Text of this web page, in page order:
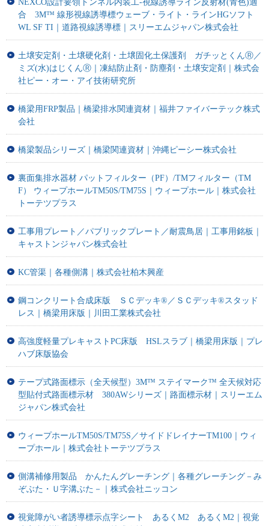
NEXCO設計要領トンネル内装工-視線誘導ライン反射材(青色)適
合 3M™ 線形視線誘導標ウェーブ・ライト・ラインHGソフト
WL SF TI｜道路視線誘導標｜スリーエムジャパン株式会社
土壌安定剤・土壌硬化剤・土壌固化土保護剤 ガチッとくんⓇ／
ミズ(水)はじくんⓇ｜凍結防止剤・防塵剤・土壌安定剤｜株式会
社ピー・オー・アイ技術研究所
橋梁用FRP製品｜橋梁排水関連資材｜福井ファイバーテック株式
会社
橋梁製品シリーズ｜橋梁関連資材｜沖縄ピーシー株式会社
裏面集排水器材 パットフィルター（PF）/TMフィルター（TM
F） ウィープホールTM50S/TM75S｜ウィープホール｜株式会社
トーテツプラス
工事用プレート／パブリックプレート／耐震鳥居｜工事用銘板｜
キャストンジャパン株式会社
KC管渠｜各種側溝｜株式会社柏木興産
鋼コンクリート合成床版 ＳＣデッキ®／ＳＣデッキ®スタッド
レス｜橋梁用床版｜川田工業株式会社
高強度軽量プレキャストPC床版 HSLスラブ｜橋梁用床版｜プレ
ハブ床版協会
テープ式路面標示（全天候型）3M™ ステイマーク™ 全天候対応
型貼付式路面標示材 380AWシリーズ｜路面標示材｜スリーエム
ジャパン株式会社
ウィープホールTM50S/TM75S／サイドドレイナーTM100｜ウィ
ープホール｜株式会社トーテツプラス
側溝補修用製品 かんたんグレーチング｜各種グレーチング－み
ぞぶた・Ｕ字溝ぶた－｜株式会社ニッコン
視覚障がい者誘導標示点字シート あるくМ2 あるくM2｜視覚